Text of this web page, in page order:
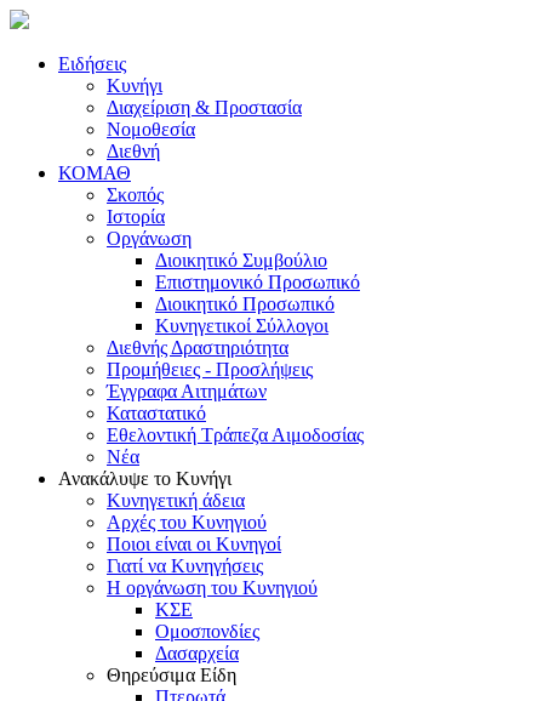
Ειδήσεις
Κυνήγι
Διαχείριση & Προστασία
Νομοθεσία
Διεθνή
ΚΟΜΑΘ
Σκοπός
Ιστορία
Οργάνωση
Διοικητικό Συμβούλιο
Επιστημονικό Προσωπικό
Διοικητικό Προσωπικό
Κυνηγετικοί Σύλλογοι
Διεθνής Δραστηριότητα
Προμήθειες - Προσλήψεις
Έγγραφα Αιτημάτων
Καταστατικό
Εθελοντική Τράπεζα Αιμοδοσίας
Νέα
Ανακάλυψε το Κυνήγι
Κυνηγετική άδεια
Αρχές του Κυνηγιού
Ποιοι είναι οι Κυνηγοί
Γιατί να Κυνηγήσεις
Η οργάνωση του Κυνηγιού
ΚΣΕ
Ομοσπονδίες
Δασαρχεία
Θηρεύσιμα Είδη
Πτερωτά